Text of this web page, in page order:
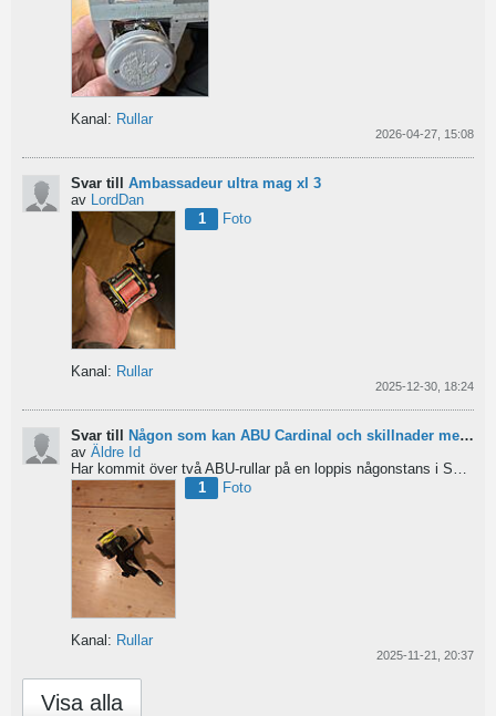
Kanal: Rullar
2026-04-27, 15:08
Svar till Ambassadeur ultra mag xl 3
av LordDan
1
Foto
Kanal: Rullar
2025-12-30, 18:24
Svar till
Någon som kan ABU Cardinal och skillnader mellan äldre rullar?
av Äldre Id
1
Foto
Kanal: Rullar
2025-11-21, 20:37
Visa alla